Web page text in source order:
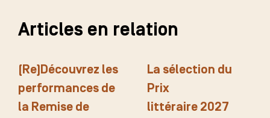
Articles en relation
(Re)Découvrez les
performances de
la Remise de
La sélection du
Prix
littéraire 2027